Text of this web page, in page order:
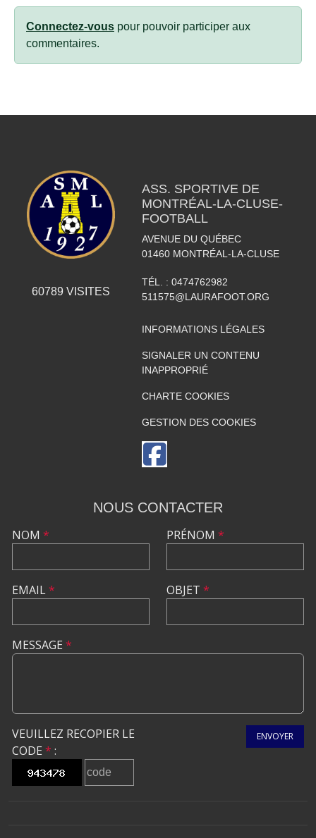
Connectez-vous pour pouvoir participer aux
commentaires.
60789 VISITES
ASS. SPORTIVE DE
MONTRÉAL-LA-CLUSE-
FOOTBALL
AVENUE DU QUÉBEC
01460 MONTRÉAL-LA-CLUSE
TÉL. : 0474762982
511575@LAURAFOOT.ORG
INFORMATIONS LÉGALES
SIGNALER UN CONTENU
INAPPROPRIÉ
CHARTE COOKIES
GESTION DES COOKIES
NOUS CONTACTER
NOM *
EMAIL*
PRÉNOM *
OBJET *
MESSAGE *
VEUILLEZ RECOPIER LE
CODE * :
ENVOYER